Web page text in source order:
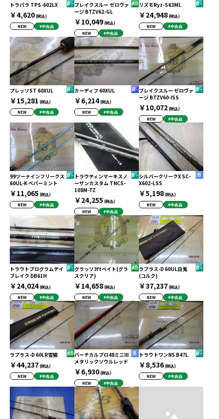
トラパラ TPS-602LX
￥4,620(税込)
NEW
#中古品
ブレイクスルー ゼロヴァ
ージ BTZV62-GL
￥10,049(税込)
NEW
#中古品
リズモRyz-S63ML
￥24,948(税込)
NEW
#中古品
プレッソST 60XUL
￥15,281 (税込)
NEW
#中古品
カーディフ 60XUL
￥6,214(税込)
NEW
#中古品
ブレイクスルー ゼロヴァ
ージ BTZV60-ISS
￥10,072(税込)
NEW
#中古品
99ツーナインフリークス
60UL-K ペパーミント
￥11,065 (税込)
NEW
#中古品
トラウティンマーキスノ
ーザンカスタム TNCS-
108M-TZ
￥24,255 (税込)
NEW
#中古品
シルバークリークX SC-
X602-LSS
￥5,198(税込)
NEW
#中古品
トラウトプログラムデイ
ブレイク DB61H
￥24,024(税込)
NEW
#中古品
グラッソ3ftベイト(グラ
スクリア)
￥14,658(税込)
NEW
#中古品
ラプラス-D 60UL白兎
(コルク)
￥37,237(税込)
NEW
#中古品
ラプラス-D 60LR雪猫
￥44,237(税込)
NEW
#中古品
バーチカルプロ48ミニIII
メタリックソウルレッド
￥6,930(税込)
NEW
#中古品
トラウトワンNS B47L
￥8,536(税込)
NEW
#中古品